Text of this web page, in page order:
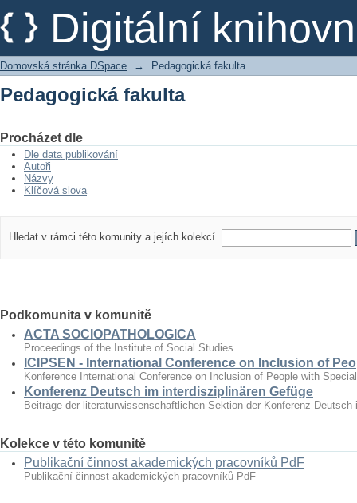
Digitální
Pedagogická fakulta
Domovská stránka DSpace → Pedagogická fakulta
Pedagogická fakulta
Procházet dle
Dle data publikování
Autoři
Názvy
Klíčová slova
Hledat v rámci této komunity a jejích kolekcí.
Podkomunita v komunitě
ACTA SOCIOPATHOLOGICA
Proceedings of the Institute of Social Studies
ICIPSEN - International Conference on Inclusion of
Konference International Conference on Inclusion of People with
Konferenz Deutsch im interdisziplinären Gefüge
Beiträge der literaturwissenschaftlichen Sektion der Konferenz
Kolekce v této komunitě
Publikační činnost akademických pracovníků PdF
Publikační činnost akademických pracovníků PdF